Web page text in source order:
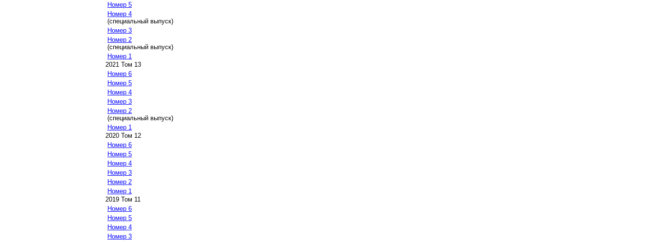
Номер 5
Номер 4
(специальный выпуск)
Номер 3
Номер 2
(специальный выпуск)
Номер 1
2021 Том 13
Номер 6
Номер 5
Номер 4
Номер 3
Номер 2
(специальный выпуск)
Номер 1
2020 Том 12
Номер 6
Номер 5
Номер 4
Номер 3
Номер 2
Номер 1
2019 Том 11
Номер 6
Номер 5
Номер 4
Номер 3